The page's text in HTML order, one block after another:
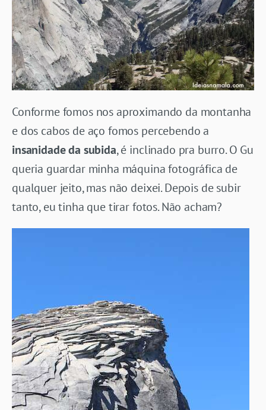
Conforme fomos nos aproximando da montanha
e dos cabos de aço fomos percebendo a
insanidade da subida, é inclinado pra burro. O Gu
queria guardar minha máquina fotográfica de
qualquer jeito, mas não deixei. Depois de subir
tanto, eu tinha que tirar fotos. Não acham?